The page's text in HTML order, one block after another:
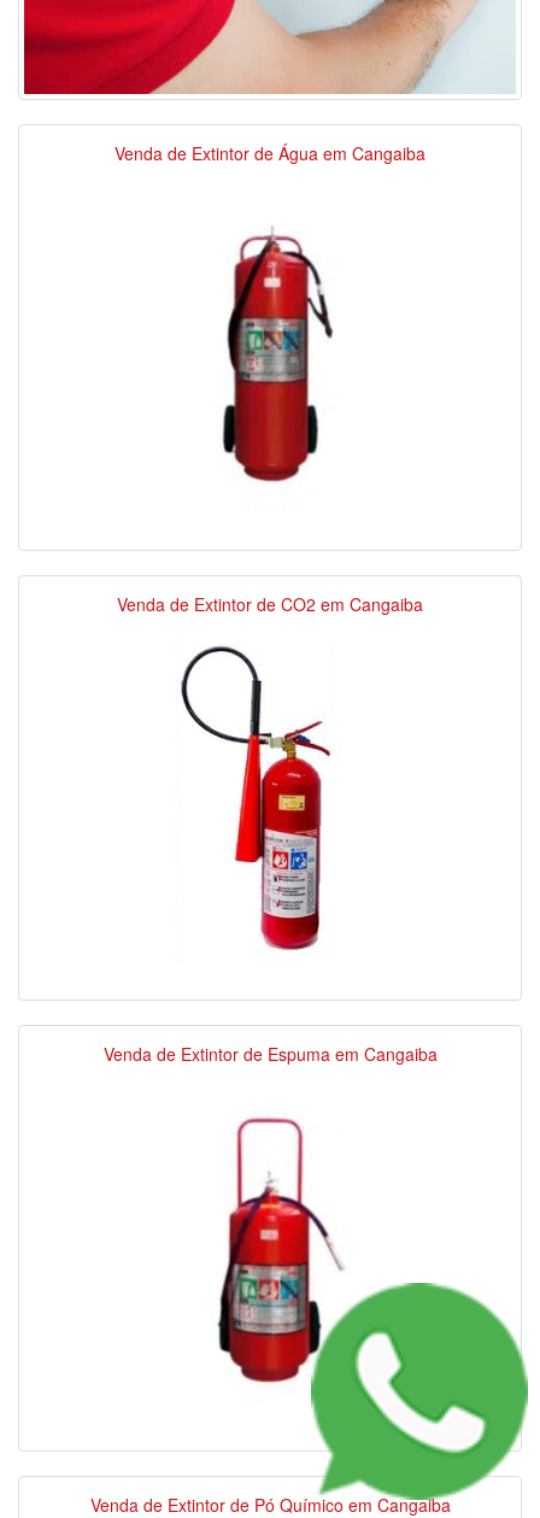
Venda de Extintor de Água em Cangaiba
Venda de Extintor de CO2 em Cangaiba
Venda de Extintor de Espuma em Cangaiba
Venda de Extintor de Pó Químico em Cangaiba